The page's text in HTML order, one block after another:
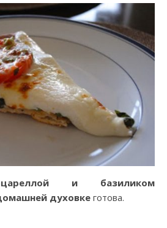
и базиликом
духовке готова.